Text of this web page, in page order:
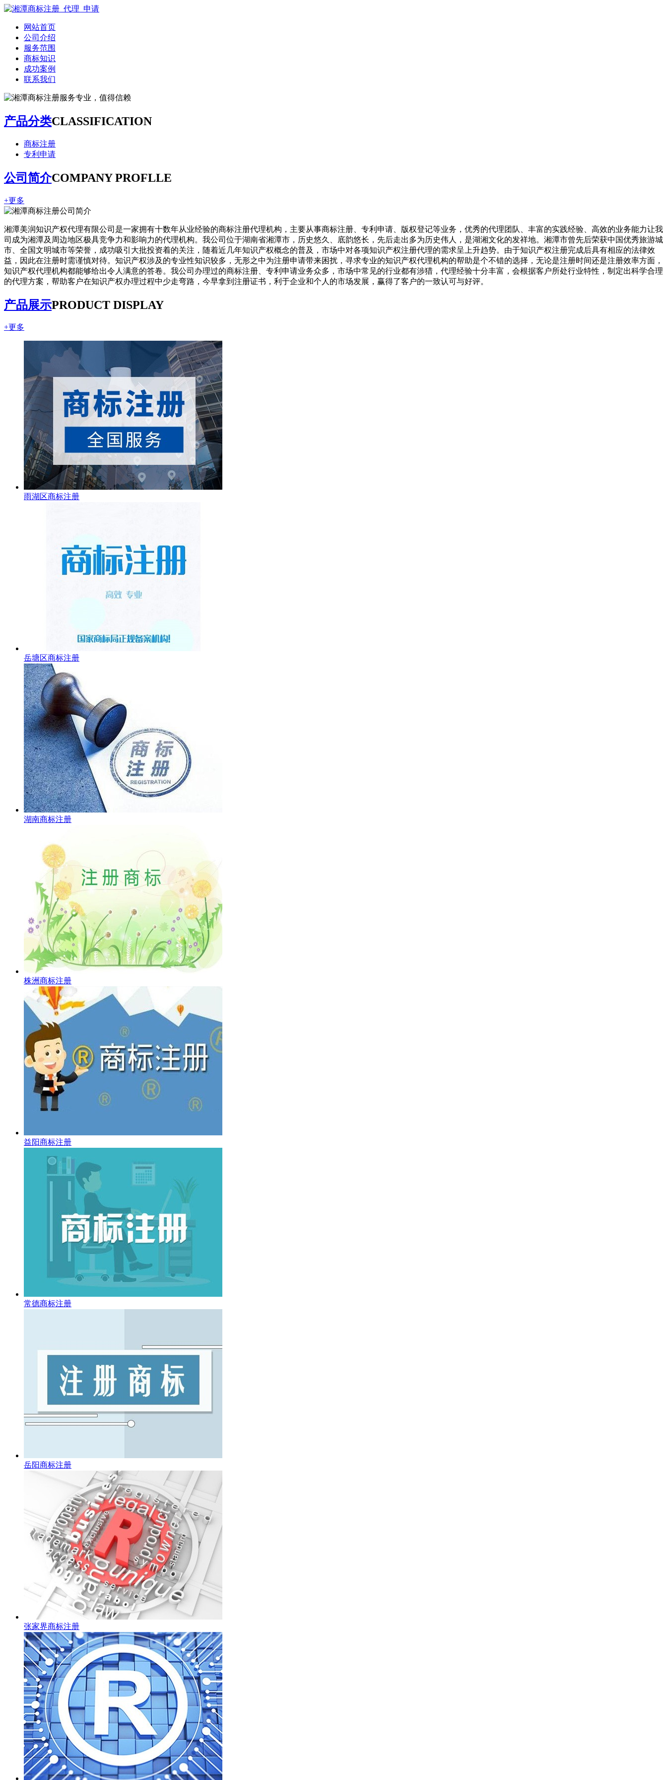
网站首页
公司介绍
服务范围
商标知识
成功案例
联系我们
产品分类CLASSIFICATION
商标注册
专利申请
公司简介COMPANY PROFLLE
+更多
湘潭美润知识产权代理有限公司是一家拥有十数年从业经验的商标注册代理机构，主要从事商标注册、专利申请、版权登记等业务，优秀的代理团队、丰富的实践经验、高效的业务能力让我
司成为湘潭及周边地区极具竞争力和影响力的代理机构。我公司位于湖南省湘潭市，历史悠久、底韵悠长，先后走出多为历史伟人，是湖湘文化的发祥地。湘潭市曾先后荣获中国优秀旅游城
市、全国文明城市等荣誉，成功吸引大批投资着的关注，随着近几年知识产权概念的普及，市场中对各项知识产权注册代理的需求呈上升趋势。由于知识产权注册完成后具有相应的法律效
益，因此在注册时需谨慎对待。知识产权涉及的专业性知识较多，无形之中为注册申请带来困扰，寻求专业的知识产权代理机构的帮助是个不错的选择，无论是注册时间还是注册效率方面，
知识产权代理机构都能够给出令人满意的答卷。我公司办理过的商标注册、专利申请业务众多，市场中常见的行业都有涉猎，代理经验十分丰富，会根据客户所处行业特性，制定出科学合理
的代理方案，帮助客户在知识产权办理过程中少走弯路，今早拿到注册证书，利于企业和个人的市场发展，赢得了客户的一致认可与好评。
产品展示PRODUCT DISPLAY
+更多
雨湖区商标注册
岳塘区商标注册
湖南商标注册
株洲商标注册
益阳商标注册
常德商标注册
岳阳商标注册
张家界商标注册